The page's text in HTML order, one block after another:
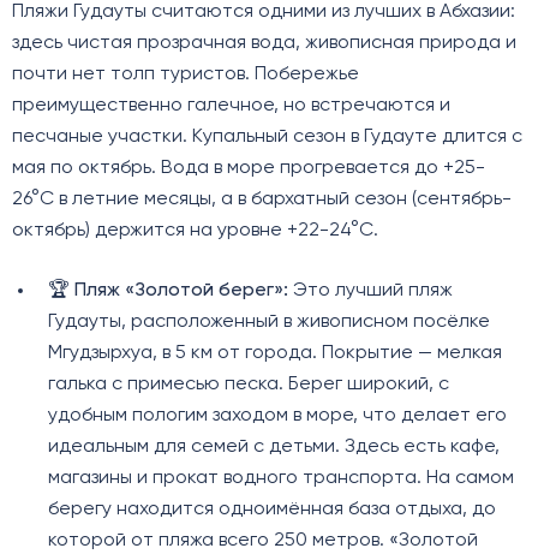
Пляжи Гудауты считаются одними из лучших в Абхазии:
здесь чистая прозрачная вода, живописная природа и
почти нет толп туристов. Побережье
преимущественно галечное, но встречаются и
песчаные участки. Купальный сезон в Гудауте длится с
мая по октябрь. Вода в море прогревается до +25-
26°C в летние месяцы, а в бархатный сезон (сентябрь-
октябрь) держится на уровне +22-24°C.
🏆 Пляж «Золотой берег»: Это лучший пляж
Гудауты, расположенный в живописном посёлке
Мгудзырхуа, в 5 км от города. Покрытие — мелкая
галька с примесью песка. Берег широкий, с
удобным пологим заходом в море, что делает его
идеальным для семей с детьми. Здесь есть кафе,
магазины и прокат водного транспорта. На самом
берегу находится одноимённая база отдыха, до
которой от пляжа всего 250 метров. «Золотой